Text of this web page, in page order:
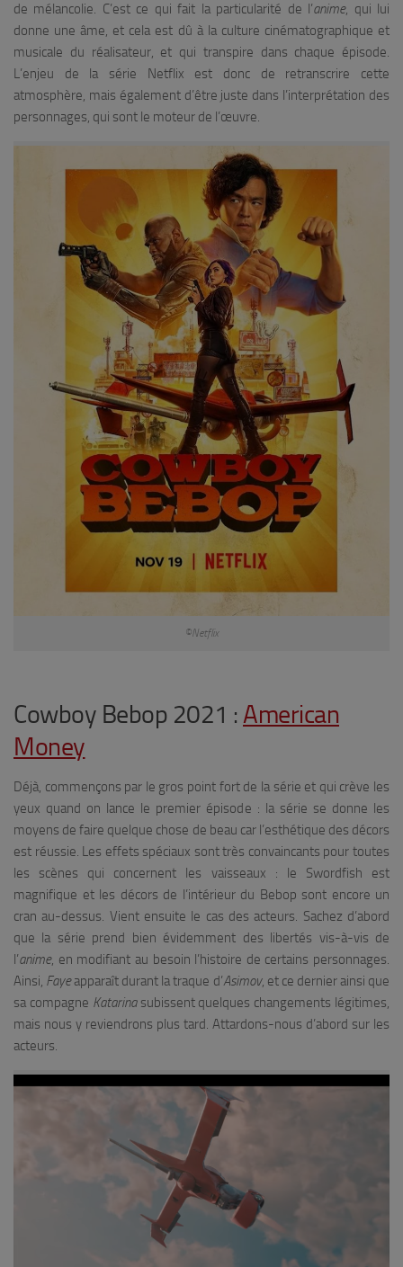
de mélancolie. C’est ce qui fait la particularité de l’anime, qui lui
donne une âme, et cela est dû à la culture cinématographique et
musicale du réalisateur, et qui transpire dans chaque épisode.
L’enjeu de la série Netflix est donc de retranscrire cette
atmosphère, mais également d’être juste dans l’interprétation des
personnages, qui sont le moteur de l’œuvre.
©Netflix
Cowboy Bebop 2021 : American
Money
Déjà, commençons par le gros point fort de la série et qui crève les
yeux quand on lance le premier épisode : la série se donne les
moyens de faire quelque chose de beau car l’esthétique des décors
est réussie. Les effets spéciaux sont très convaincants pour toutes
les scènes qui concernent les vaisseaux : le Swordfish est
magnifique et les décors de l’intérieur du Bebop sont encore un
cran au-dessus. Vient ensuite le cas des acteurs. Sachez d’abord
que la série prend bien évidemment des libertés vis-à-vis de
l’anime, en modifiant au besoin l’histoire de certains personnages.
Ainsi, Fayeapparaît durant la traque d’Asimov, et ce dernier ainsi que
sa compagne Katarinasubissent quelques changements légitimes,
mais nous y reviendrons plus tard. Attardons-nous d’abord sur les
acteurs.